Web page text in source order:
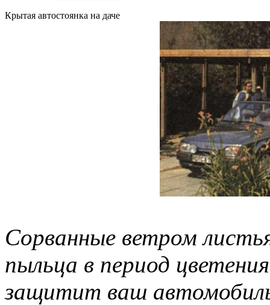
Крытая автостоянка на даче
Сорванные ветром
пыльца в период
защитит ваш